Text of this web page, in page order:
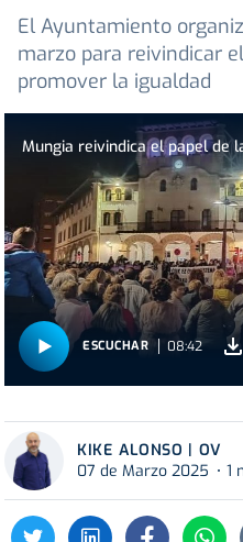
El Ayuntamiento
marzo para reivindicar
promover la igualdad
Mungia reivindica el papel de
ESCUCHAR 08:42
KIKE ALONSO | OV
07 de Marzo 2025
1